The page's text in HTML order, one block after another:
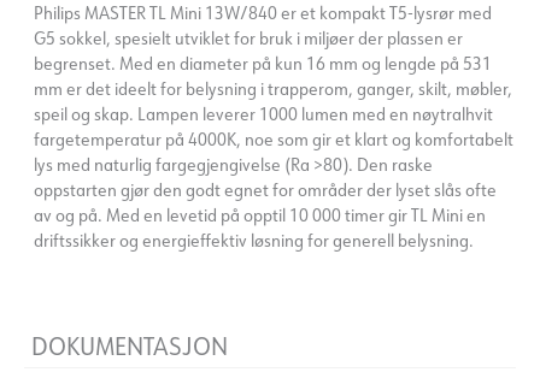
Philips MASTER TL Mini 13W/840 er et kompakt T5-lysrør med
G5 sokkel, spesielt utviklet for bruk i miljøer der plassen er
begrenset. Med en diameter på kun 16 mm og lengde på 531
mm er det ideelt for belysning i trapperom, ganger, skilt, møbler,
speil og skap. Lampen leverer 1000 lumen med en nøytralhvit
fargetemperatur på 4000K, noe som gir et klart og komfortabelt
lys med naturlig fargegjengivelse (Ra >80). Den raske
oppstarten gjør den godt egnet for områder der lyset slås ofte
av og på. Med en levetid på opptil 10 000 timer gir TL Mini en
driftssikker og energieffektiv løsning for generell belysning.
DOKUMENTASJON